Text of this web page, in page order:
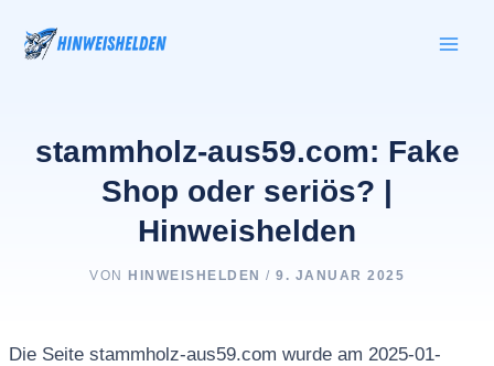
Inhalt
springen
stammholz-aus59.com: Fake
Shop oder seriös? |
Hinweishelden
VON HINWEISHELDEN / 9. JANUAR 2025
Die Seite stammholz-aus59.com wurde am 2025-01-